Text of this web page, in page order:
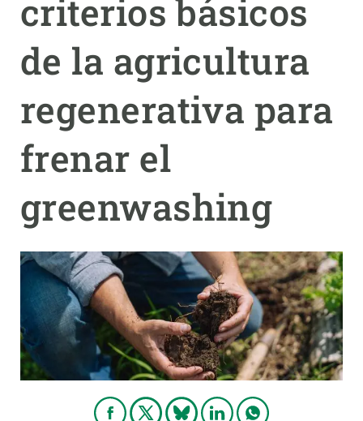
criterios básicos
de la agricultura
regenerativa para
frenar el
greenwashing
NOTICIAS Y AGENDA